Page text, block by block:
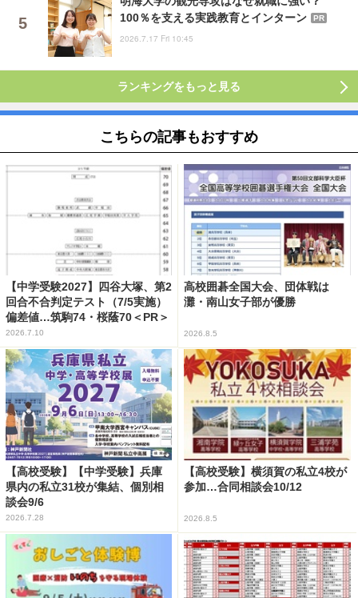
100％を支える実践教育とインターン
PR
2026.7.17 Fri 10:45
ランキングをもっと見る
こちらの記事もおすすめ
【中学受験2027】四谷大塚、第2
回合不合判定テスト（7/5実施）
偏差値…筑駒74・桜蔭70＜PR＞
2026.7.10
高校囲碁全国大会、団体戦は
灘・南山女子部が優勝
2026.8.5
【高校受験】【中学受験】兵庫
県内の私立31校が集結、個別相
談会9/6
2026.7.28
【高校受験】横須賀の私立4校が
参加…合同相談会10/12
2026.8.5